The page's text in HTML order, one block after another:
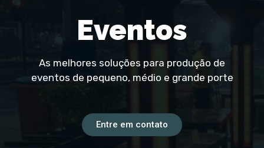
Eventos
As melhores soluções para produção de
eventos de pequeno, médio e grande porte
Entre em contato